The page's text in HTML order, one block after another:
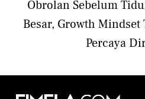
Obrolan Sebelum
Besar, Growth
Percaya